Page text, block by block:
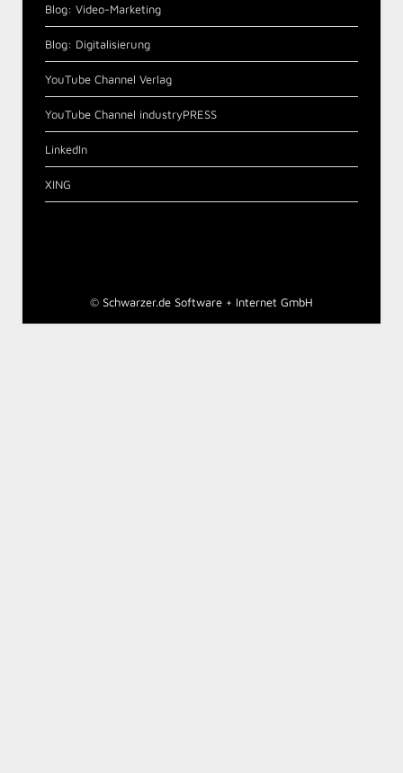
Blog: Video-Marketing
Blog: Digitalisierung
YouTube Channel Verlag
YouTube Channel industryPRESS
LinkedIn
XING
© Schwarzer.de Software + Internet GmbH